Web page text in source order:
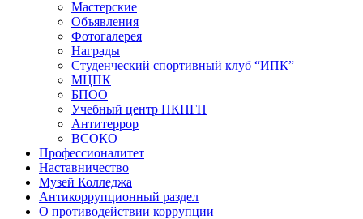
Мастерские
Объявления
Фотогалерея
Награды
Студенческий спортивный клуб “ИПК”
МЦПК
БПОО
Учебный центр ПКНГП
Антитеррор
ВСОКО
Профессионалитет
Наставничество
Музей Колледжа
Антикоррупционный раздел
О противодействии коррупции